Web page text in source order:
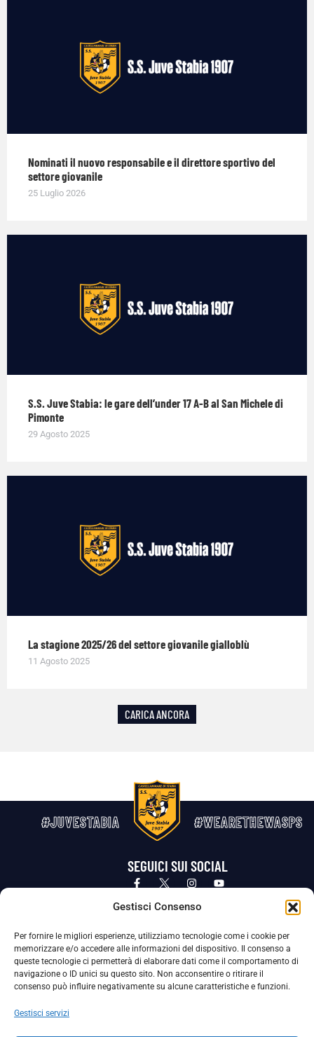
Gestisci Consenso
Per fornire le migliori esperienze, utilizziamo tecnologie come i cookie per
memorizzare e/o accedere alle informazioni del dispositivo. Il consenso a
queste tecnologie ci permetterà di elaborare dati come il comportamento di
navigazione o ID unici su questo sito. Non acconsentire o ritirare il
consenso può influire negativamente su alcune caratteristiche e funzioni.
Gestisci servizi
Nominati il nuovo responsabile e il direttore sportivo del
settore giovanile
25 Luglio 2026
S.S. Juve Stabia: le gare dell’under 17 A-B al San Michele di
Pimonte
29 Agosto 2025
La stagione 2025/26 del settore giovanile gialloblù
11 Agosto 2025
CARICA ANCORA
#JUVESTABIA #WEARETHEWASPS
SEGUICI SUI SOCIAL
Privacy Policy Cookie Policy
La Società ha nominato il Responsabile della Protezione dei Dati Personali (DPO), figura specializzata che vigila sulle modalità
adottate dalla nostra Società per tutelare i Suoi dati personali.
Per contattare il DPO può scrivere a